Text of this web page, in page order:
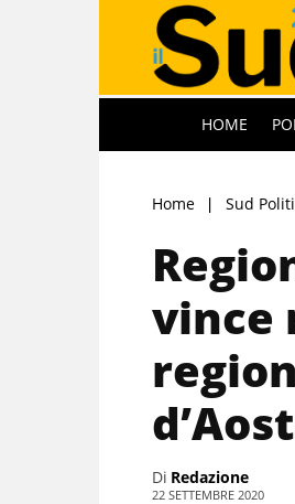
HOME
Home Sud
vince
Di Redazione
22 SETTEMBRE 2020